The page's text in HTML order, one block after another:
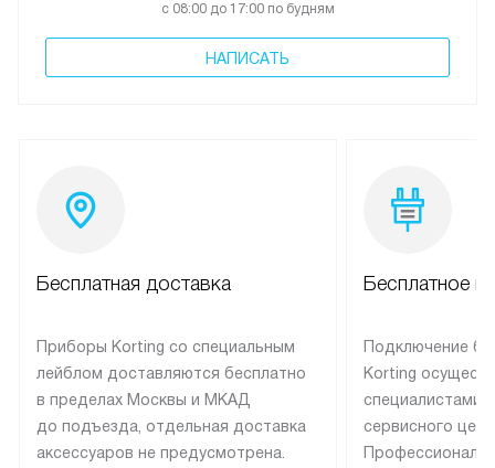
с 08:00 до 17:00 по будням
НАПИСАТЬ
Бесплатная доставка
Приборы Korting со специальным
лейблом доставляются бесплатно
в пределах Москвы и МКАД
до подъезда, отдельная доставка
аксессуаров не предусмотрена.
Бесплатное
Подключение
Korting
специалистами
сервисного